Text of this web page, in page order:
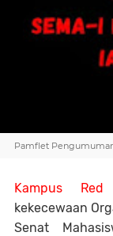
Pamflet
Kampus
kekecewaan
Senat